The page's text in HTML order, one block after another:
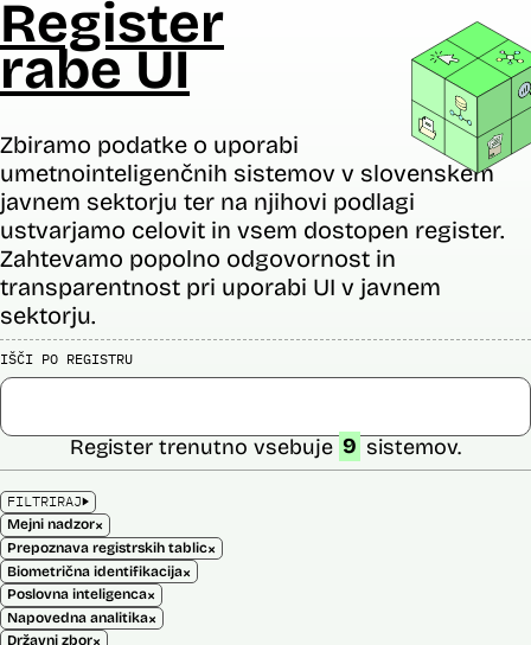
Register
rabe UI
Zbiramo podatke o uporabi
umetnointeligenčnih sistemov v slovenskem
javnem sektorju ter na njihovi podlagi
ustvarjamo celovit in vsem dostopen register.
Zahtevamo popolno odgovornost in
transparentnost pri uporabi UI v javnem
sektorju.
IŠČI PO REGISTRU
FILTRIRAJ
Mejni nadzor×
Prepoznava registrskih tablic×
Biometrična identifikacija×
Poslovna inteligenca×
Napovedna analitika×
Državni zbor
Register trenutno vsebuje 9 sistemov.